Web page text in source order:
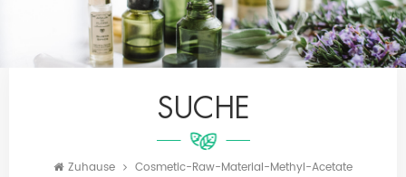
SUCHE
Zuhause Cosmetic-Raw-Material-Methyl-Acetate